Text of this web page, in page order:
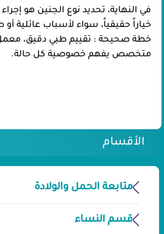
في النهاية، تحديد نوع الجنين هو
خياراً حقيقياً، سواء لأسباب عائلية أو
خطة صحيحة : تقييم طبي دقيق، معمل
متخصص يفهم خصوصية كل حالة.
الأقسام
متابعة الحمل والولادة
قسم النساء